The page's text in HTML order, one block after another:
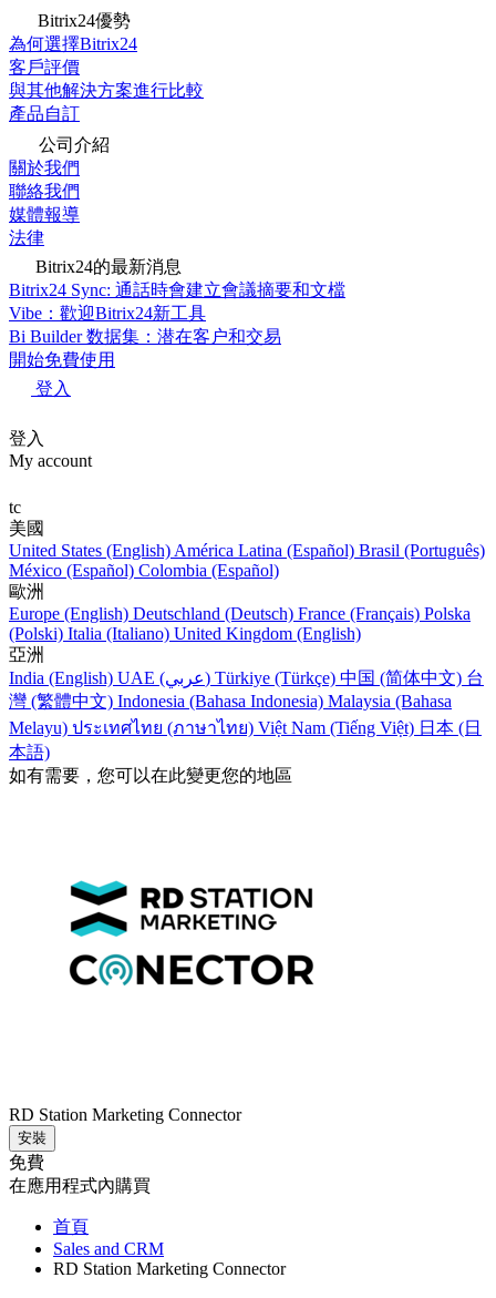
Bitrix24優勢
為何選擇Bitrix24
客戶評價
與其他解決方案進行比較
產品自訂
公司介紹
關於我們
聯絡我們
媒體報導
法律
Bitrix24的最新消息
Bitrix24 Sync: 通話時會建立會議摘要和文檔
Vibe：歡迎Bitrix24新工具
Bi Builder 数据集：潜在客户和交易
開始免費使用
登入
登入
My account
tc
美國
United States (English) América Latina (Español) Brasil (Português)
México (Español) Colombia (Español)
歐洲
Europe (English) Deutschland (Deutsch) France (Français) Polska
(Polski) Italia (Italiano) United Kingdom (English)
亞洲
India (English)
UAE (عربي) Türkiye (Türkçe) 中国 (简体中文) 台
灣 (繁體中文) Indonesia (Bahasa Indonesia) Malaysia (Bahasa
Melayu) ประเทศไทย (ภาษาไทย) Việt Nam (Tiếng Việt) 日本 (日
本語)
如有需要，您可以在此變更您的地區
RD Station Marketing Connector
安裝
免費
在應用程式內購買
首頁
Sales and CRM
RD Station Marketing Connector